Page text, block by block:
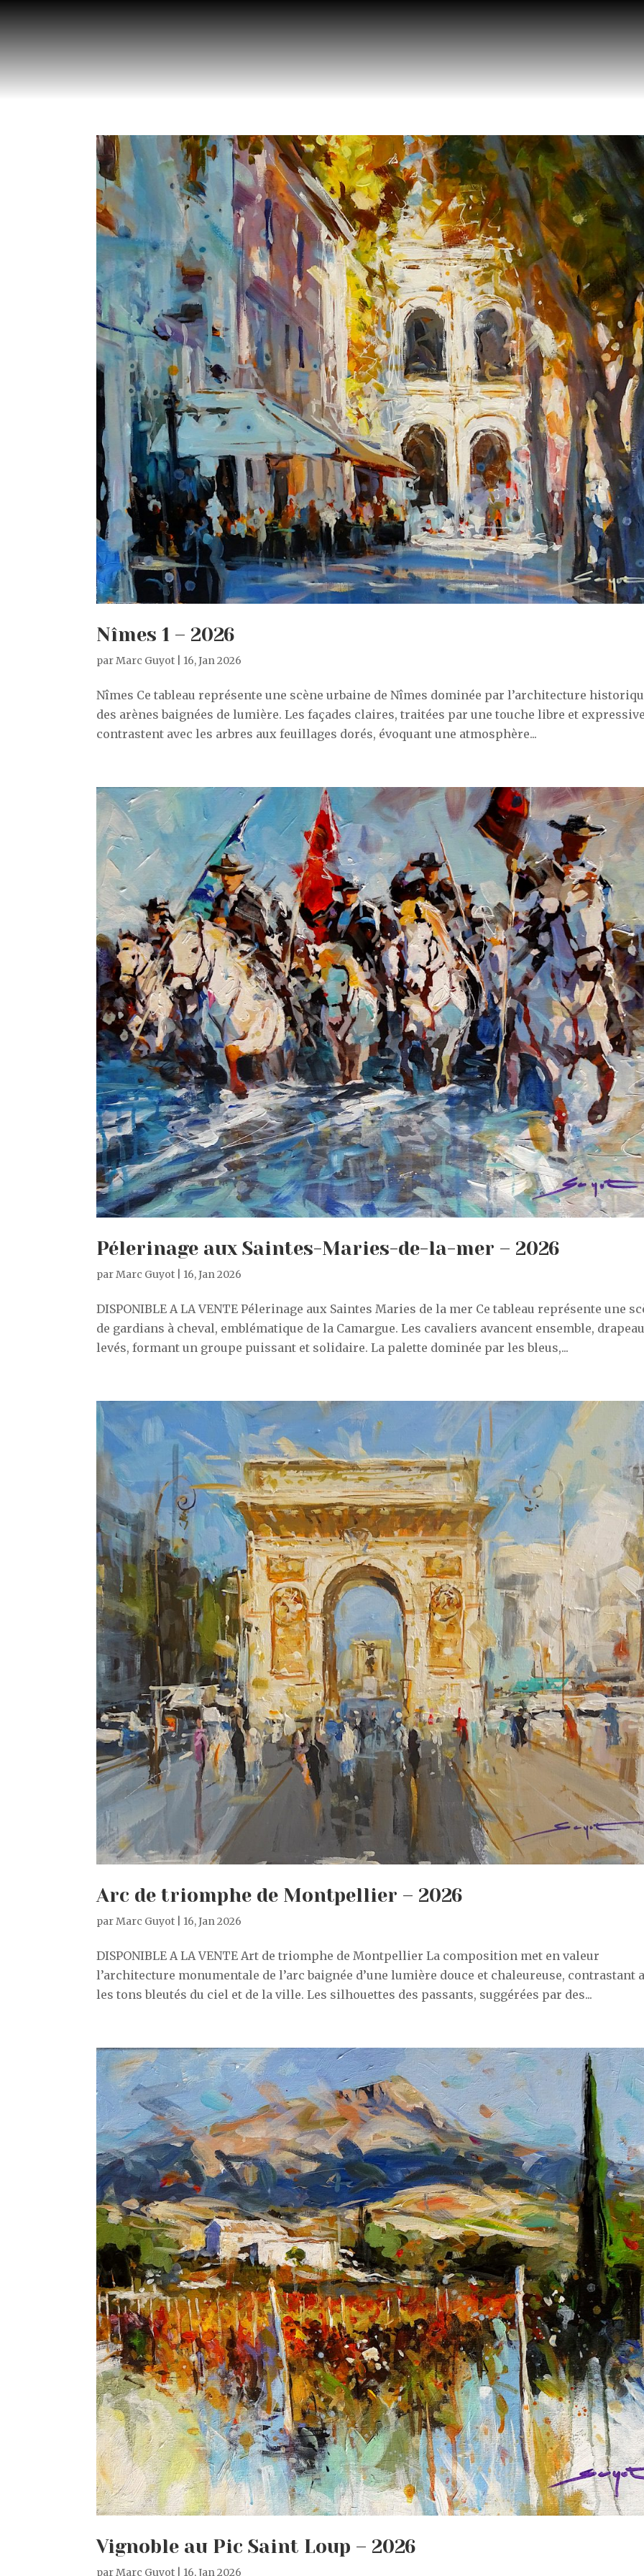
Nîmes 1 – 2026
parMarc Guyot 16, Jan 2026
Nîmes Ce tableau représente une scène urbaine de Nîmes dominée par l’architecture
des arènes baignées de lumière. Les façades claires, traitées par une touche libre et
contrastent avec les arbres aux feuillages dorés, évoquant une atmosphère...
Pélerinage aux Saintes-Maries-de-la-mer – 2026
parMarc Guyot 16, Jan 2026
DISPONIBLE A LA VENTE Pélerinage aux Saintes Maries de la mer Ce tableau représente une
de gardians à cheval, emblématique de la Camargue. Les cavaliers avancent ensemble,
levés, formant un groupe puissant et solidaire. La palette dominée par les bleus,...
Arc de triomphe de Montpellier – 2026
parMarc Guyot 16, Jan 2026
DISPONIBLE A LA VENTE Art de triomphe de Montpellier La composition met en valeur
l’architecture monumentale de l’arc baignée d’une lumière douce et chaleureuse, contrastant
les tons bleutés du ciel et de la ville. Les silhouettes des passants, suggérées par des...
Vignoble au Pic Saint Loup – 2026
parMarc Guyot 16, Jan 2026